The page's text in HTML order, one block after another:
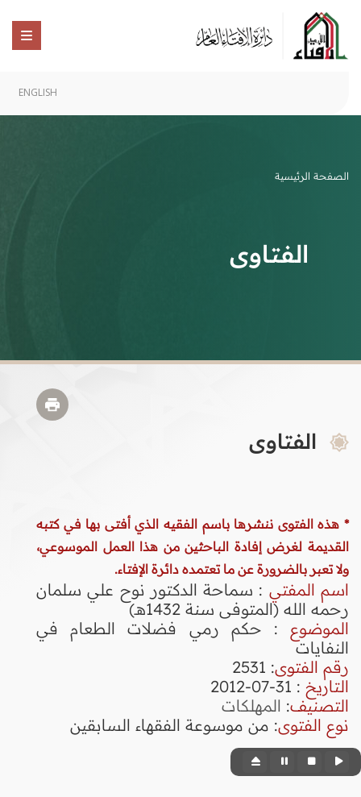
ENGLISH
الصفحة الرئيسية
الفتاوى
الفتاوى
* هذه الفتوى ننشرها باسم الفقيه الذي أفتى بها في كتبه
القديمة لغرض إفادة الباحثين من هذا العمل الموسوعي،
ولا تعبر بالضرورة عن ما تعتمده دائرة الإفتاء.
اسم المفتي : سماحة الدكتور نوح علي سلمان
رحمه الله (المتوفى سنة 1432هـ)
الموضوع : حكم رمي فضلات الطعام في
النفايات
رقم الفتوى:
2531
التاريخ : 31-07-2012
التصنيف: المهلكات
نوع الفتوى: من موسوعة الفقهاء السابقين